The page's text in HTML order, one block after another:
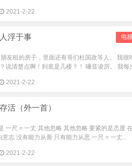
2021-2-22
电
浮于事
友租的房子，里面还有哥们杜国政等人。 我
说清楚点啊！到底是几楼？！ 嗓音凌厉。 我
2021-2-22
活（外一首）
一尺 = 一丈 其他忽略 其他忽略 要紧的是态度
志 没有能力从善 只有能力从恶 一尺 = 一丈...
2021-2-22